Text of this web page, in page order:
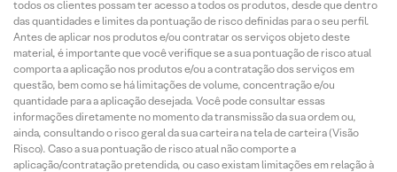
todos os clientes possam ter acesso a todos os produtos, desde que dentro
das quantidades e limites da pontuação de risco definidas para o seu perfil.
Antes de aplicar nos produtos e/ou contratar os serviços objeto deste
material, é importante que você verifique se a sua pontuação de risco atual
comporta a aplicação nos produtos e/ou a contratação dos serviços em
questão, bem como se há limitações de volume, concentração e/ou
quantidade para a aplicação desejada. Você pode consultar essas
informações diretamente no momento da transmissão da sua ordem ou,
ainda, consultando o risco geral da sua carteira na tela de carteira (Visão
Risco). Caso a sua pontuação de risco atual não comporte a
aplicação/contratação pretendida, ou caso existam limitações em relação à